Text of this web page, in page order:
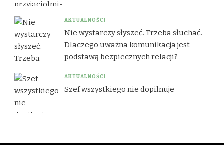
AKTUALNOŚCI
Nie wystarczy słyszeć. Trzeba słuchać.
Dlaczego uważna komunikacja jest
podstawą bezpiecznych relacji?
AKTUALNOŚCI
Szef wszystkiego nie dopilnuje